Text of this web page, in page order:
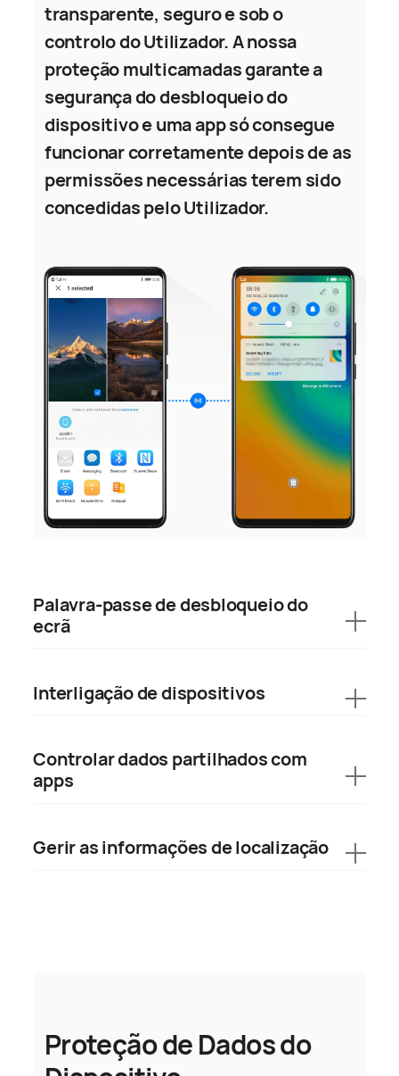
transparente, seguro e sob o
controlo do Utilizador. A nossa
proteção multicamadas garante a
segurança do desbloqueio do
dispositivo e uma app só consegue
funcionar corretamente depois de as
permissões necessárias terem sido
concedidas pelo Utilizador.
Palavra-passe de desbloqueio do
ecrã
Interligação de dispositivos
Controlar dados partilhados com
apps
Gerir as informações de localização
Proteção de Dados do